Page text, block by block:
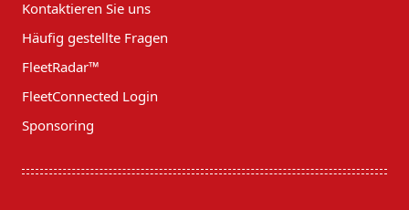
Kontaktieren Sie uns
Häufig gestellte Fragen
FleetRadar™
FleetConnected Login
Sponsoring